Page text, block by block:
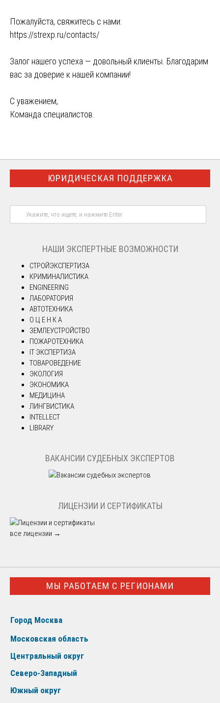
Пожалуйста, свяжитесь с нами:
https://strexp.ru/contacts/
Залог нашего успеха — довольный клиенты. Благодарим
вас за доверие к нашей компании!
С уважением,
Команда специалистов.
ЮРИДИЧЕСКАЯ ПОДДЕРЖКА
НАШИ ЭКСПЕРТНЫЕ ВОЗМОЖНОСТИ
СТРОЙЭКСПЕРТИЗА
КРИМИНАЛИСТИКА
ENGINEERING
ЛАБОРАТОРИЯ
АВТОТЕХНИКА
О Ц Е Н К А
ЗЕМЛЕУСТРОЙСТВО
ПОЖАРОТЕХНИКА
IT ЭКСПЕРТИЗА
ТОВАРОВЕДЕНИЕ
ЭКОЛОГИЯ
ЭКОНОМИКА
МЕДИЦИНА
ЛИНГВИСТИКА
INTELLECT
LIBRARY
ВАКАНСИИ СУДЕБНЫХ ЭКСПЕРТОВ
ЛИЦЕНЗИИ И СЕРТИФИКАТЫ
все лицензии →
МЫ РАБОТАЕМ С РЕГИОНАМИ
Город Москва
Московская область
Центральный округ
Северо-Западный
Южный округ